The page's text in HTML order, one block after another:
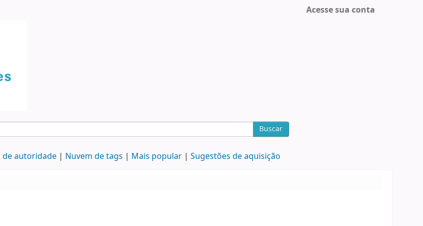
Acesse sua conta
Buscar
de autoridade Nuvem de tags Mais popular Sugestões de aquisição